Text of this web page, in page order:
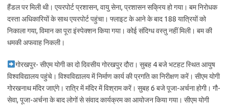
हैंडल पर मिली थी। एयरपोर्ट प्रशासन, वायु सेना, प्रशासन सक्रिय हो गया। बम निरोधक
दस्ता अधिकारियों के साथ एयरपोर्ट पहुंचा। फ्लाइट के आने के बाद 188 यात्रियों को
निकाला गया, विमान का पूरा इंस्पेक्शन किया गया। कोई संदिग्ध वस्तु नहीं मिली। बम की
धमकी अफवाह निकली।
गोरखपुर- सीएम योगी का दो दिवसीय गोरखपुर दौरा। सुबह 4 बजे भटहट स्थित आयुष
विश्वविद्यालय पहुंचे। विश्वविद्यालय में निर्माण कार्य की प्रगति का निरीक्षण करें। सीएम योगी
गोरखनाथ मंदिर जाएंगे। रात्रि में मंदिर में विश्राम करें। सुबह 6 बजे पूजा-अर्चना होगी। गौ-
सेवा, पूजा-अर्चना के बाद लोगों से संवाद कार्यक्रम का आयोजन किया गया। सीएम योगी